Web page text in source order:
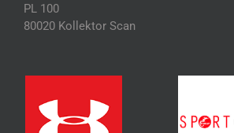
PL 100
80020 Kollektor Scan